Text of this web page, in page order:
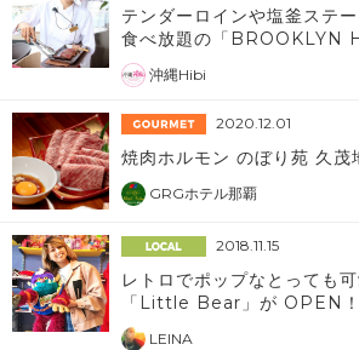
テンダーロインや塩釜ステ
食べ放題の「BROOKLYN
沖縄Hibi
2020.12.01
焼肉ホルモン のぼり苑 久茂
GRGホテル那覇
2018.11.15
レトロでポップなとっても
「Little Bear」が OPEN！
LEINA